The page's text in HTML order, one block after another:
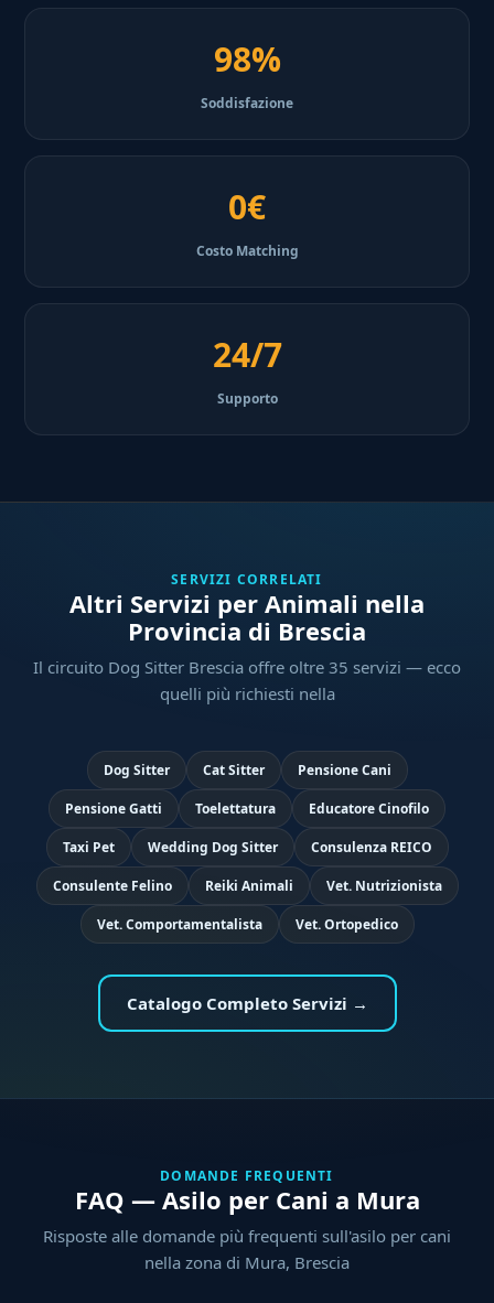
98%
Soddisfazione
0€
Costo Matching
24/7
Supporto
SERVIZI CORRELATI
Altri Servizi per Animali nella
Provincia di Brescia
Il circuito Dog Sitter Brescia offre oltre 35 servizi — ecco
quelli più richiesti nella
Dog Sitter Cat Sitter Pensione Cani
Pensione Gatti Toelettatura Educatore Cinofilo
Taxi Pet Wedding Dog Sitter Consulenza REICO
Consulente Felino Reiki Animali Vet. Nutrizionista
Vet. Comportamentalista Vet. Ortopedico
Catalogo Completo Servizi →
DOMANDE FREQUENTI
FAQ — Asilo per Cani a Mura
Risposte alle domande più frequenti sull'asilo per cani
nella zona di Mura, Brescia